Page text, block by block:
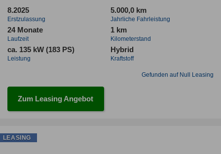
8.2025
Erstzulassung
5.000,0 km
Jahrliche Fahrleistung
24 Monate
Laufzeit
1 km
Kilometerstand
ca. 135 kW (183 PS)
Leistung
Hybrid
Kraftstoff
Gefunden auf Null Leasing
Zum Leasing Angebot
LEASING